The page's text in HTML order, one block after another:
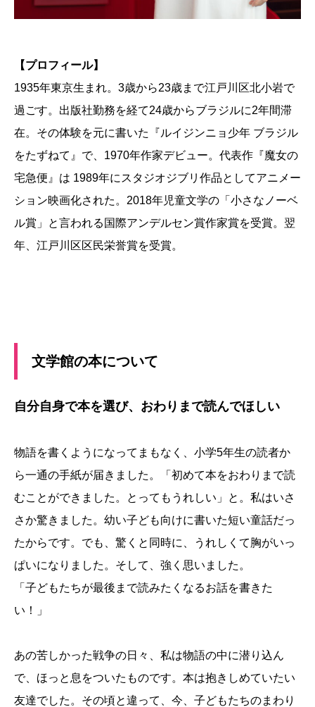
【プロフィール】
1935年東京生まれ。3歳から23歳まで江戸川区北小岩で
過ごす。出版社勤務を経て24歳からブラジルに2年間滞
在。その体験を元に書いた『ルイジンニョ少年 ブラジル
をたずねて』で、1970年作家デビュー。代表作『魔女の
宅急便』は 1989年にスタジオジブリ作品としてアニメー
ション映画化された。2018年児童文学の「小さなノーベ
ル賞」と言われる国際アンデルセン賞作家賞を受賞。翌
年、江戸川区区民栄誉賞を受賞。
文学館の本について
自分自身で本を選び、おわりまで読んでほしい
物語を書くようになってまもなく、小学5年生の読者か
ら一通の手紙が届きました。「初めて本をおわりまで読
むことができました。とってもうれしい」と。私はいさ
さか驚きました。幼い子ども向けに書いた短い童話だっ
たからです。でも、驚くと同時に、うれしくて胸がいっ
ぱいになりました。そして、強く思いました。
「子どもたちが最後まで読みたくなるお話を書きた
い！」
あの苦しかった戦争の日々、私は物語の中に潜り込ん
で、ほっと息をついたものです。本は抱きしめていたい
友達でした。その頃と違って、今、子どもたちのまわり